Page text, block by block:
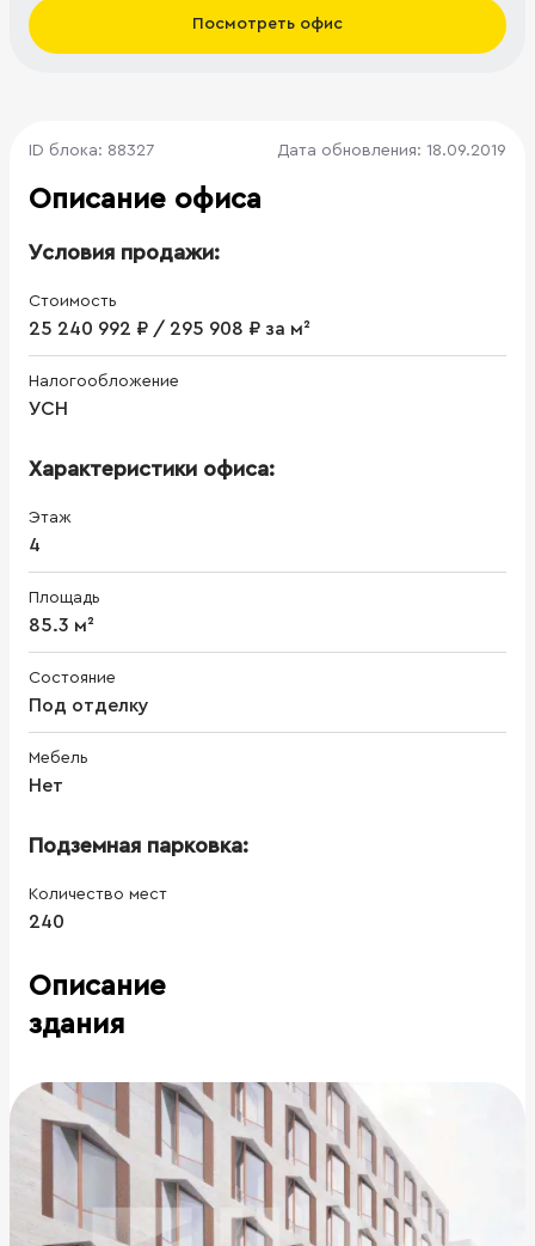
Посмотреть офис
ID блока: 88327 Дата обновления: 18.09.2019
Описание офиса
Условия продажи:
Стоимость
25 240 992 ₽ / 295 908 ₽ за м²
Налогообложение
УСН
Характеристики офиса:
Этаж
4
Площадь
85.3 м²
Состояние
Под отделку
Мебель
Нет
Подземная парковка:
Количество мест
240
Описание
здания